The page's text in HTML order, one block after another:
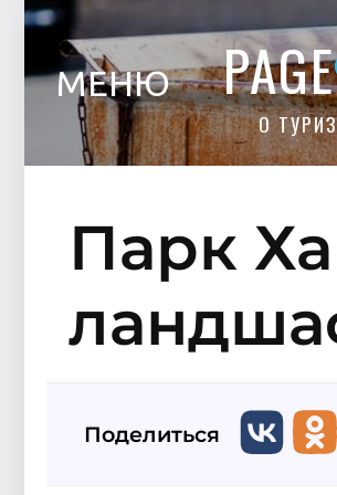
МЕНЮ PAGE
О
Парк
Поделиться